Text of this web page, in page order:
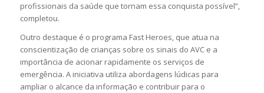
profissionais da saúde que tornam essa conquista possível”,
completou.
Outro destaque é o programa Fast Heroes, que atua na
conscientização de crianças sobre os sinais do AVC e a
importância de acionar rapidamente os serviços de
emergência. A iniciativa utiliza abordagens lúdicas para
ampliar o alcance da informação e contribuir para o